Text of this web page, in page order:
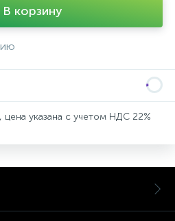
В корзину
цена указана с учетом НДС 22%